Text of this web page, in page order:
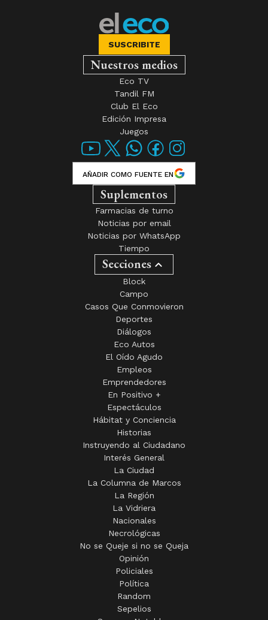
SUSCRIBITE
Nuestros medios
Eco TV
Tandil FM
Club El Eco
Edición Impresa
Juegos
AÑADIR COMO FUENTE EN
Suplementos
Farmacias de turno
Noticias por email
Noticias por WhatsApp
Tiempo
Secciones
Block
Campo
Casos Que Conmovieron
Deportes
Diálogos
Eco Autos
El Oído Agudo
Empleos
Emprendedores
En Positivo +
Espectáculos
Hábitat y Conciencia
Historias
Instruyendo al Ciudadano
Interés General
La Ciudad
La Columna de Marcos
La Región
La Vidriera
Nacionales
Necrológicas
No se Queje si no se Queja
Opinión
Policiales
Política
Random
Sepelios